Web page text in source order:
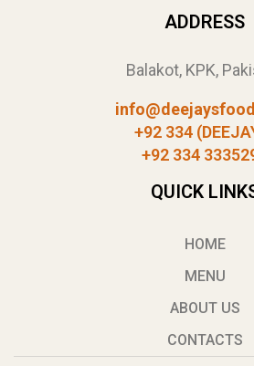
ADDRESS
Balakot, KPK,
+92 334
+92 334
QUICK
HOME
MENU
ABOUT US
CONTACTS